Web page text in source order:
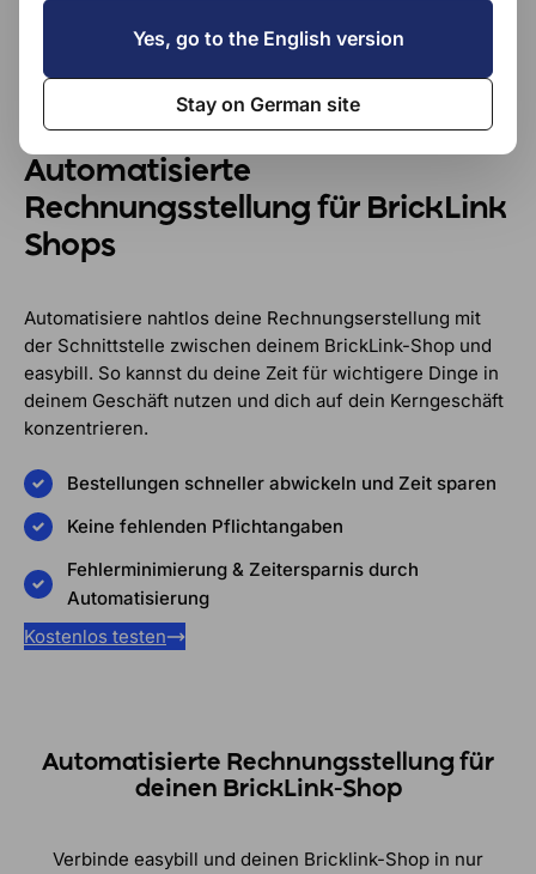
Automatisierte
Rechnungsstellung für BrickLink
Shops
Automatisiere nahtlos deine Rechnungserstellung mit
der Schnittstelle zwischen deinem BrickLink-Shop und
easybill. So kannst du deine Zeit für wichtigere Dinge in
deinem Geschäft nutzen und dich auf dein Kerngeschäft
konzentrieren.
Bestellungen schneller abwickeln und Zeit sparen
Keine fehlenden Pflichtangaben
Fehlerminimierung & Zeitersparnis durch
Automatisierung
Kostenlos testen
Automatisierte Rechnungsstellung für
deinen BrickLink-Shop
Verbinde easybill und deinen Bricklink-Shop in nur
Yes, go to the English version
Stay on German site